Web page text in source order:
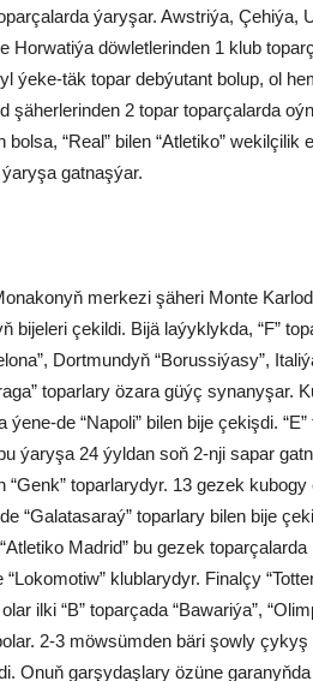
ýa­ry­şar. Awst­ri­ýa,
Hor­wa­ti­ýa döwletlerinden 1 klub
ýe­ke-täk to­par deb­ýu­tant bo­lup, ol
şä­her­le­rin­den 2 to­par to­par­ça­lar­da
bol­sa, “Re­al” bi­len “At­le­ti­ko”
gat­naş­ýar.
mer­ke­zi şä­he­ri Mon­te
bi­je­le­ri çe­kil­di. Bi­jä la­ýyk­lyk­da, “F”
Dort­mun­dyň “Bo­rus­si­ýa­sy”,
to­par­la­ry­ özara güýç synanyşar.
de “Na­po­li” bi­len bi­je çe­kiş­di.
ýa­ry­şa 24 ýyl­dan soň 2-nji sa­par
to­par­la­ry­dyr. 13 ge­zek ku­bo­gy
“Ga­la­ta­sa­raý” to­par­la­ry bi­len bi­je
Mad­rid” bu ge­zek
“Lo­ko­mo­tiw” klub­la­ry­dyr. Fi­nal­çy
il­ki “B” to­par­ça­da “Ba­wa­ri­ýa”,
2-3 möw­süm­den bä­ri şow­ly
Onuň gar­şy­daş­la­ry özü­ne